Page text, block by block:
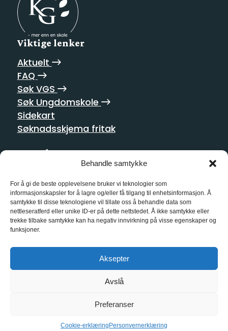
Behandle samtykke
For å gi de beste opplevelsene bruker vi teknologier som
informasjonskapsler for å lagre og/eller få tilgang til enhetsinformasjon. Å
samtykke til disse teknologiene vil tillate oss å behandle data som
nettleseratferd eller unike ID-er på dette nettstedet. Å ikke samtykke eller
trekke tilbake samtykke kan ha negativ innvirkning på visse egenskaper og
funksjoner.
Aksepter
Avslå
Preferanser
Cookie-erklæring Personvernerklæring
Viktige lenker
Aktuelt
FAQ
Søk VGS
Søk Ungdomskole
Sidekart
Søknadsskjema fritak
Postadresse
0352 Oslo
Kontakt oss
21 55 10 00